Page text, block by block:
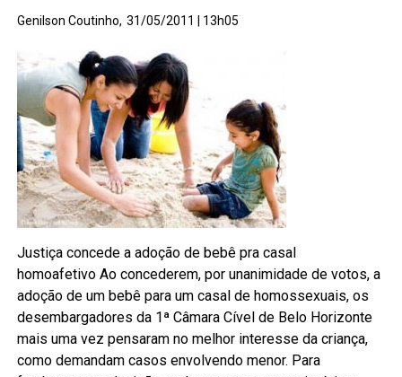
Genilson Coutinho, 31/05/2011 | 13h05
Justiça concede a adoção de bebê pra casal
homoafetivo Ao concederem, por unanimidade de votos, a
adoção de um bebê para um casal de homossexuais, os
desembargadores da 1ª Câmara Cível de Belo Horizonte
mais uma vez pensaram no melhor interesse da criança,
como demandam casos envolvendo menor. Para